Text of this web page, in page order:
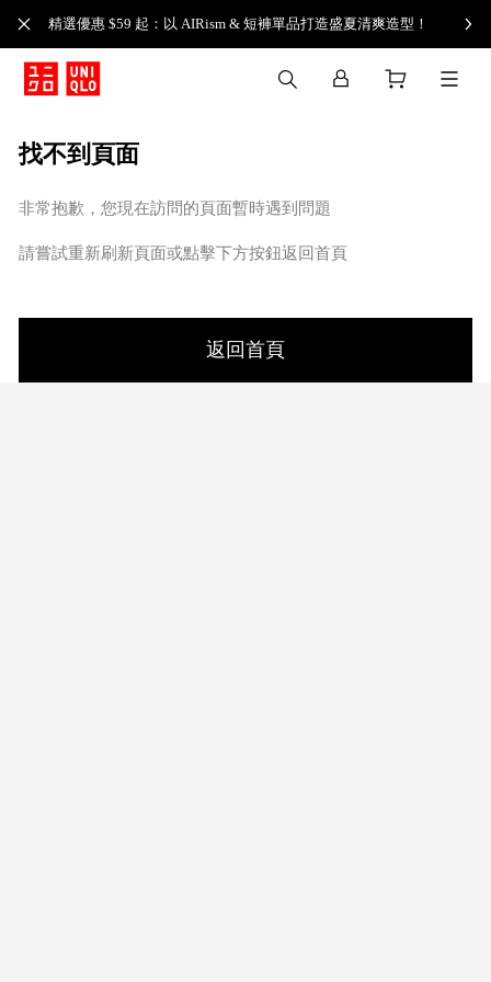
精選優惠 $59 起：以 AIRism & 短褲單品打造盛夏清爽造型！
找不到頁面
非常抱歉，您現在訪問的頁面暫時遇到問題
請嘗試重新刷新頁面或點擊下方按鈕返回首頁
返回首頁